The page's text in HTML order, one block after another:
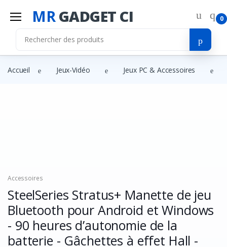
MRGADGET CI 0
Accueil Jeux-Vidéo Jeux PC & Accessoires
Accessoires
SteelSeries Stratus+ Manette de jeu
Bluetooth pour Android et Windows
- 90 heures d’autonomie de la
batterie - Gâchettes à effet Hall -